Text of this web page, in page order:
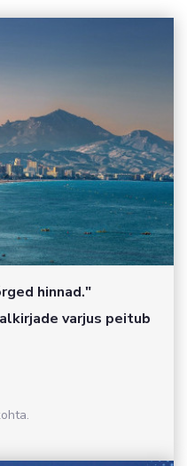
hinnad."
varjus peitub